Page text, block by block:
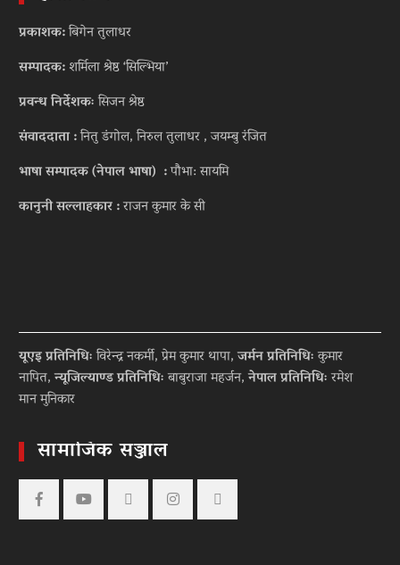
प्रकाशक:बिगेन तुलाधर
सम्पादक:शर्मिला श्रेष्ठ ‘सिल्भिया’
प्रवन्ध निर्देशकःसिजन श्रेष्ठ
संवाददाता :नितु डंगोल, निरुल तुलाधर , जयम्बु रंजित
भाषा सम्पादक (नेपाल भाषा) :पौभा: सायमि
कानुनी सल्लाहकार :राजन कुमार के सी
यूएइ प्रतिनिधिःविरेन्द्र नकर्मी, प्रेम कुमार थापा,जर्मन प्रतिनिधिःकुमार
नापित,न्यूजिल्याण्ड प्रतिनिधिःबाबुराजा महर्जन,नेपाल प्रतिनिधिःरमेश
मान मुनिकार
सामाजिक सञ्जाल